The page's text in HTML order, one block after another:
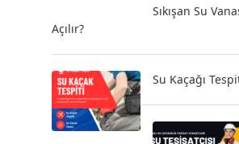
Sıkışan Su
Açılır?
Su Kaçağı